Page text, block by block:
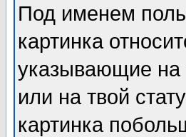
Под именем
картинка
указывающие на
или на твой
картинка